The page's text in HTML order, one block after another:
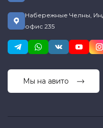
Набережные Челны,
офис 235
Мы на авито